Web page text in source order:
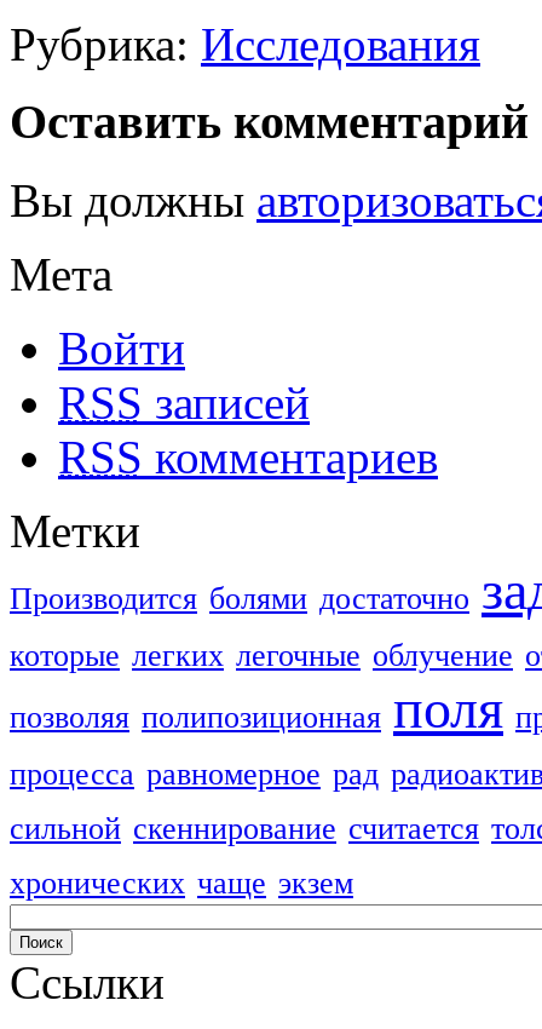
Рубрика: Исследования
Оставить комментарий
Вы должны
Мета
Войти
RSS записей
RSS комментариев
Метки
Производится болями достаточно
которые легких легочные облучение
позволяя полипозиционная поля
процесса равномерное рад
сильной скеннирование считается
хронических чаще экзем
Ссылки